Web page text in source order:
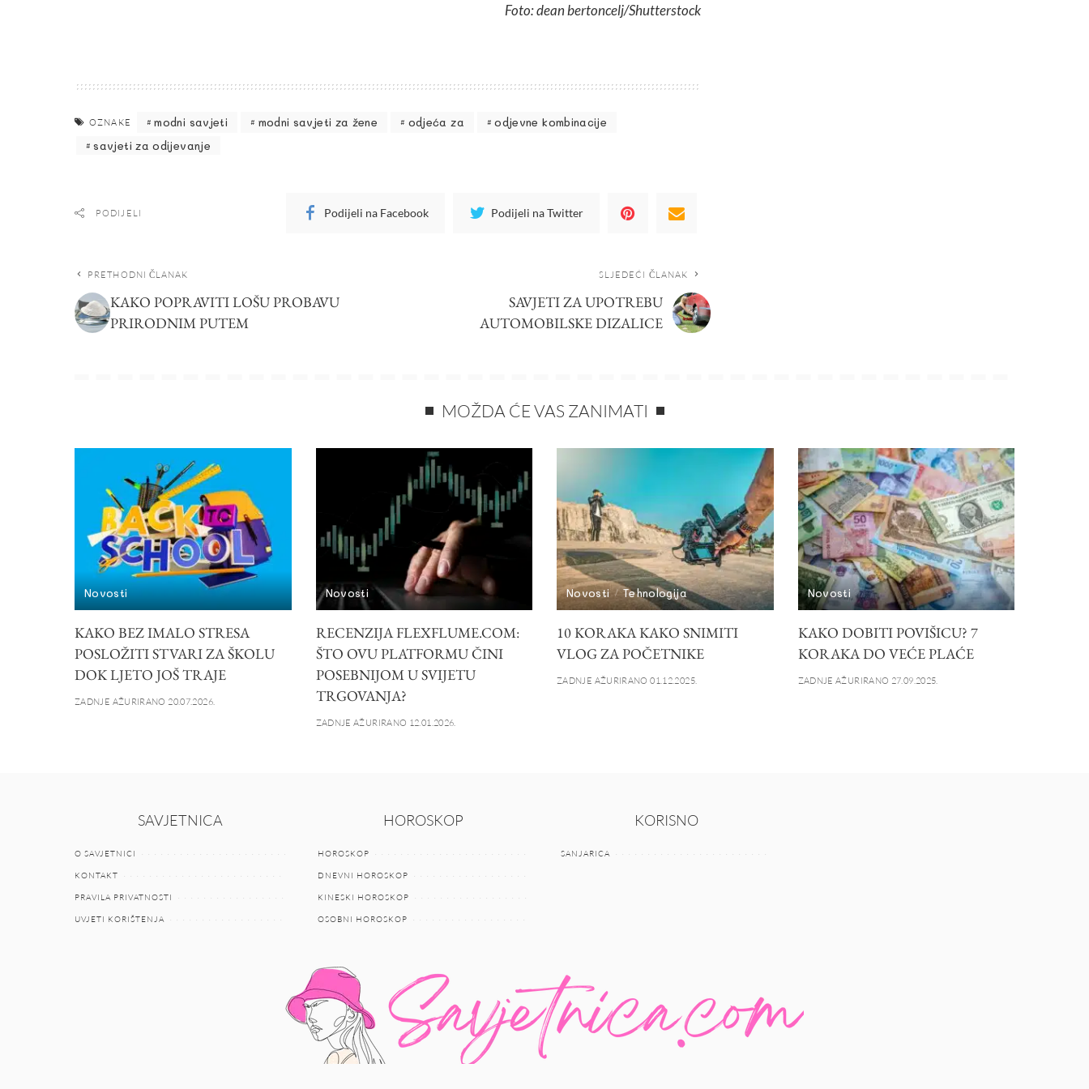
Foto: dean bertoncelj/Shutterstock
OZNAKE modni savjeti modni savjeti za žene odjeća za
odjevne kombinacije
savjeti za odijevanje
PODIJELI Podijeli na Facebook Podijeli na Twitter
PRETHODNI ČLANAK
KAKO POPRAVITI LOŠU PROBAVU
PRIRODNIM PUTEM
SLJEDEĆI ČLANAK
SAVJETI ZA UPOTREBU
AUTOMOBILSKE DIZALICE
MOŽDA ĆE VAS ZANIMATI
Novosti
KAKO BEZ IMALO STRESA
POSLOŽITI STVARI ZA ŠKOLU
DOK LJETO JOŠ TRAJE
ZADNJE AŽURIRANO 20.07.2026.
Novosti
RECENZIJA FLEXFLUME.COM:
ŠTO OVU PLATFORMU ČINI
POSEBNIJOM U SVIJETU
TRGOVANJA?
ZADNJE AŽURIRANO 12.01.2026.
Novosti Tehnologija
10 KORAKA KAKO SNIMITI
VLOG ZA POČETNIKE
ZADNJE AŽURIRANO 01.12.2025.
Novosti
KAKO DOBITI POVIŠICU? 7
KORAKA DO VEĆE PLAĆE
ZADNJE AŽURIRANO 27.09.2025.
SAVJETNICA
O SAVJETNICI
KONTAKT
PRAVILA PRIVATNOSTI
UVJETI KORIŠTENJA
HOROSKOP
HOROSKOP
DNEVNI HOROSKOP
KINESKI HOROSKOP
OSOBNI HOROSKOP
KORISNO
SANJARICA